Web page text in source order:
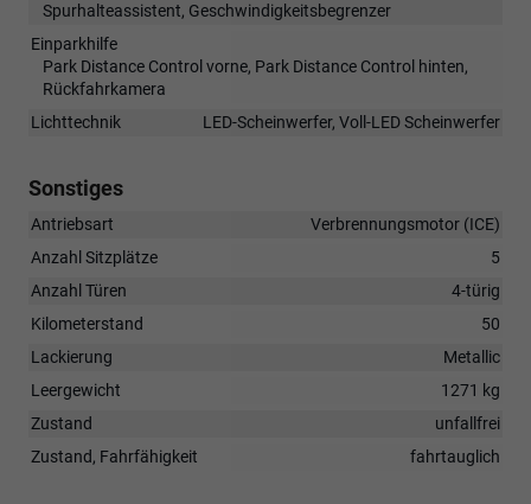
Spurhalteassistent, Geschwindigkeitsbegrenzer
Einparkhilfe
Park Distance Control vorne, Park Distance Control hinten,
Rückfahrkamera
Lichttechnik
LED-Scheinwerfer, Voll-LED Scheinwerfer
Sonstiges
Antriebsart
Verbrennungsmotor (ICE)
Anzahl Sitzplätze
5
Anzahl Türen
4-türig
Kilometerstand
50
Lackierung
Metallic
Leergewicht
1271 kg
Zustand
unfallfrei
Zustand, Fahrfähigkeit
fahrtauglich